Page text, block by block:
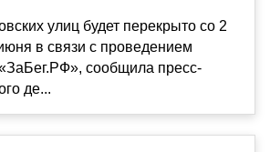
улиц будет перекрыто со 2
в связи с проведением
сообщила пресс-
де...